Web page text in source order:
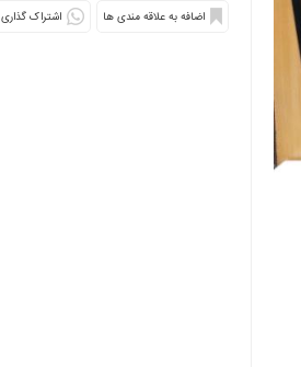
اشتراک گذاری